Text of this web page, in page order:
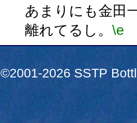
あまりにも金田
離れてるし。 \e
©2001-2026 SSTP